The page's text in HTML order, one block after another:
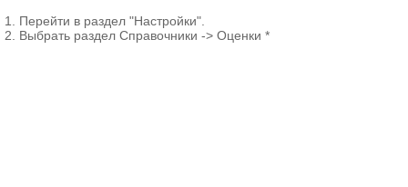
1. Перейти в раздел "Настройки".
2. Выбрать раздел Справочники -> Оценки *